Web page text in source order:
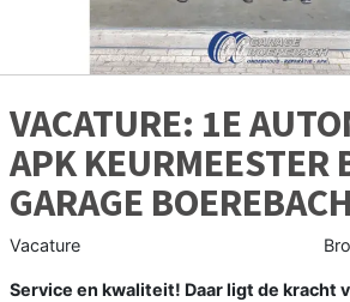
VACATURE: 1E
APK KEURMEESTER
GARAGE BOEREBACH
Vacature
Service en kwaliteit! Daar ligt de kracht